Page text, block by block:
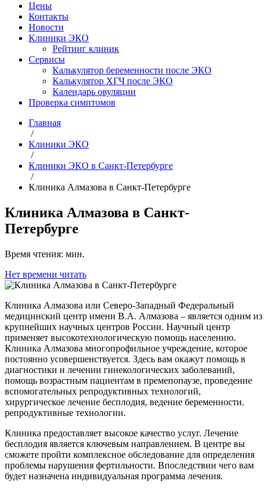
Цены
Контакты
Новости
Клиники ЭКО
Рейтинг клиник
Сервисы
Калькулятор беременности после ЭКО
Калькулятор ХГЧ после ЭКО
Календарь овуляции
Проверка симптомов
Главная
/
Клиники ЭКО
/
Клиники ЭКО в Санкт-Петербурге
/
Клиника Алмазова в Санкт-Петербурге
Клиника Алмазова в Санкт-
Петербурге
Время чтения: мин.
Нет времени читать
Клиника Алмазова или Северо-Западный Федеральный
медицинский центр имени В.А. Алмазова – является одним из
крупнейших научных центров России. Научный центр
применяет высокотехнологическую помощь населению.
Клиника Алмазова многопрофильное учреждение, которое
постоянно усовершенствуется. Здесь вам окажут помощь в
диагностики и лечении гинекологических заболеваний,
помощь возрастным пациентам в премепопаузе, проведение
вспомогательных репродуктивных технологий,
хирургическое лечение бесплодия, ведение беременности.
репродуктивные технологии.
Клиника предоставляет высокое качество услуг. Лечение
бесплодия является ключевым направлением. В центре вы
сможете пройти комплексное обследование для определения
проблемы нарушения фертильности. Впоследствии чего вам
будет назначена индивидуальная программа лечения.